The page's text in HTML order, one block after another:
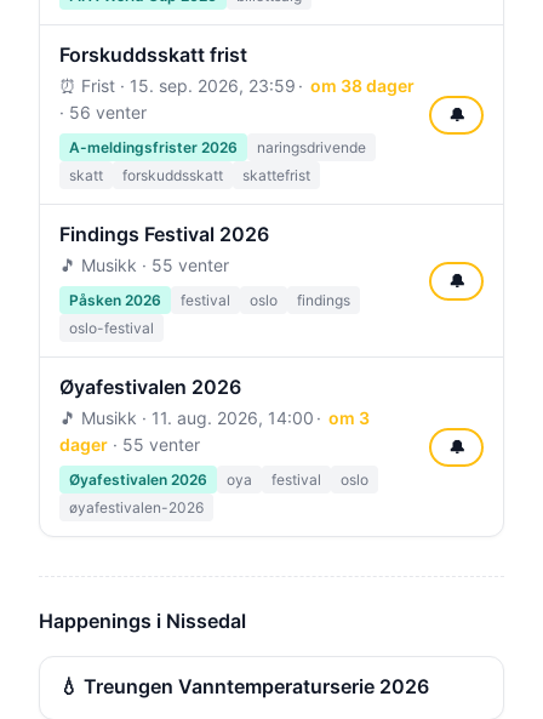
Forskuddsskatt frist
⏰ Frist · 15. sep. 2026, 23:59
om 38 dager
· 56 venter
A-meldingsfrister 2026
naringsdrivende
skatt
forskuddsskatt skattefrist
🔔
Findings Festival 2026
🎵 Musikk · 55 venter
Påsken 2026 festival oslo
findings
oslo-festival
🔔
Øyafestivalen 2026
🎵 Musikk · 11. aug. 2026, 14:00
om 3
dager · 55 venter
Øyafestivalen 2026 oya festival
oslo
øyafestivalen-2026
🔔
Happenings i Nissedal
💧 Treungen Vanntemperaturserie 2026